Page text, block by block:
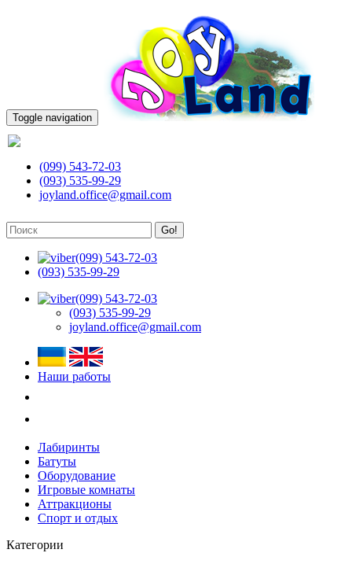
Toggle navigation
(099) 543-72-03
(093) 535-99-29
joyland.office@gmail.com
Go!
(099) 543-72-03
(093) 535-99-29
(099) 543-72-03
(093) 535-99-29
joyland.office@gmail.com
Наши работы
Лабиринты
Батуты
Оборудование
Игровые комнаты
Аттракционы
Спорт и отдых
Категории